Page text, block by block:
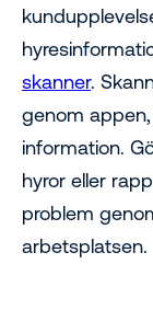
skanner.
genom
information.
hyror eller
problem
arbetsplatsen.